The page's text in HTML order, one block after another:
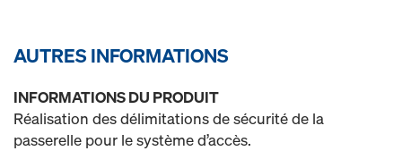
AUTRES INFORMATIONS
INFORMATIONS DU PRODUIT
Réalisation des délimitations de sécurité de la
passerelle pour le système d’accès.